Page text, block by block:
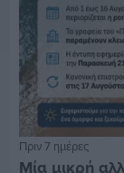
Πριν 7 ημέρες
Μία μικρή